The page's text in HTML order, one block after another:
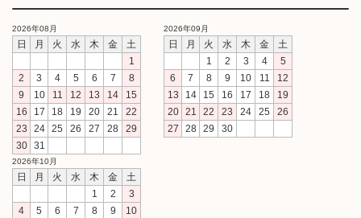
2026年08月
日 月 火 水 木 金
土
1
2
3 4 5 6 7
8
9
10 11 12 13 14
15
16
17 18 19 20 21
22
23
24 25 26 27 28
29
30
31
2026年09月
日 月 火 水 木 金
土
1
2 3 4
5
6
7 8 9 10 11
12
13
14 15 16 17 18
19
20
21 22 23 24 25
26
27
28 29 30
2026年10月
日 月 火 水 木 金
土
1
2
3
4
5 6 7 8 9 10